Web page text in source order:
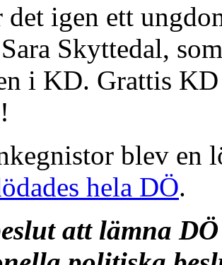
det igen ett
Skyttedal,
i KD. Grattis
blev en
hela DÖ.
att lämna